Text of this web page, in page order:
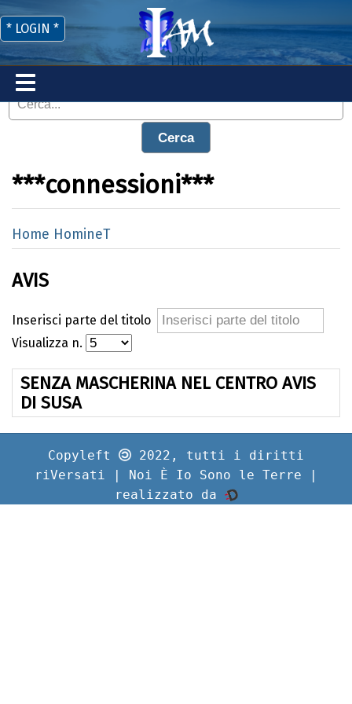
Cerca
* LOGIN *
***connessioni***
Home HomineT
AVIS
Inserisci parte del titolo
Visualizza n.
SENZA MASCHERINA NEL CENTRO AVIS
DI SUSA
Copyleft
2022, tutti i diritti
riVersati | Noi È Io Sono le Terre |
realizzato da